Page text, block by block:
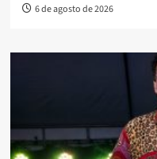
6 de agosto de 2026